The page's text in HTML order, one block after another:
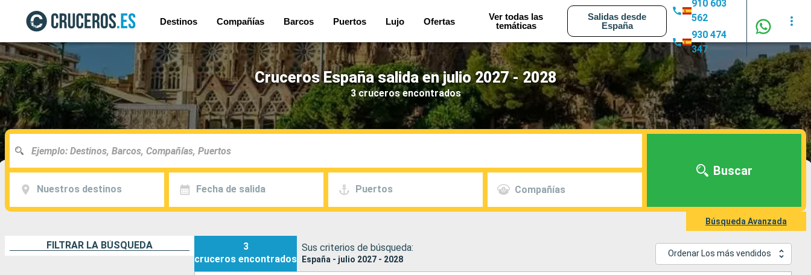
Destinos Compañías Barcos Puertos Lujo Ofertas
Ver todas las
temáticas
Salidas desde
España
910 603
562
930 474
347
Cruceros España salida en julio 2027 - 2028
3 cruceros encontrados
Nuestros destinos Fecha de salida Puertos Compañías
Buscar
Búsqueda Avanzada
FILTRAR LA BÚSQUEDA
3
cruceros encontrados
Sus criterios de búsqueda:
España - julio 2027 - 2028
Ordenar Los más vendidos